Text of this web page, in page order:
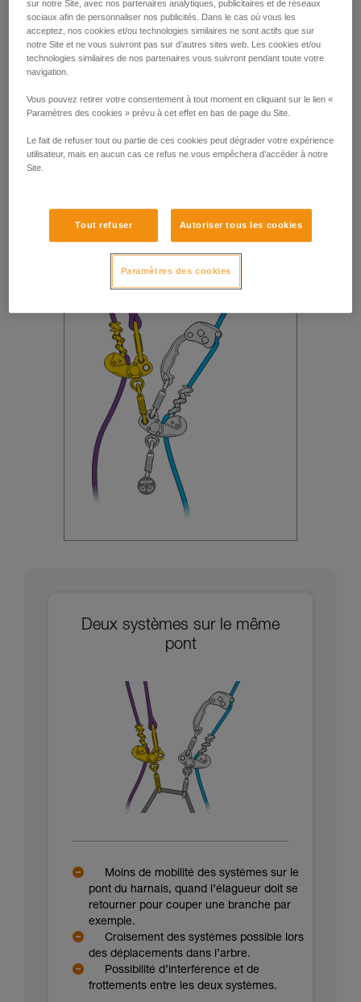
Deux systèmes sur le même
pont
Moins de mobilité des systèmes sur le
pont du harnais, quand l’élagueur doit se
retourner pour couper une branche par
exemple.
Croisement des systèmes possible lors
des déplacements dans l’arbre.
Possibilité d’interférence et de
frottements entre les deux systèmes.
sur notre Site, avec nos partenaires analytiques, publicitaires et de réseaux
sociaux afin de personnaliser nos publicités. Dans le cas où vous les
acceptez, nos cookies et/ou technologies similaires ne sont actifs que sur
notre Site et ne vous suivront pas sur d’autres sites web. Les cookies et/ou
technologies similaires de nos partenaires vous suivront pendant toute votre
navigation.
Vous pouvez retirer votre consentement à tout moment en cliquant sur le lien «
Paramètres des cookies » prévu à cet effet en bas de page du Site.
Le fait de refuser tout ou partie de ces cookies peut dégrader votre expérience
utilisateur, mais en aucun cas ce refus ne vous empêchera d’accéder à notre
Site.
Tout refuser Autoriser tous les cookies
Paramètres des cookies